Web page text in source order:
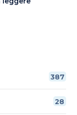
387
28